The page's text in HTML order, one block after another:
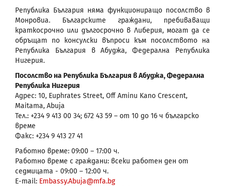
Република България няма функциониращо посолство в
Монровиа. Българските граждани, пребиваващи
краткосрочно или дългосрочно в Либерия, могат да се
обръщат по консулски въпроси към посолството на
Република България в Абуджа, Федерална Република
Нигерия.
Посолство на Република България в Абуджа, Федерална
Република Нигерия
Адрес: 10, Euphrates Street, Off Aminu Kano Crescent,
Maitama, Abuja
Тел.: +234 9 413 00 34; 672 43 59 – от 10 до 16 ч българско
време
Факс: +234 9 413 27 41
Работно време: 09:00 – 17:00 ч.
Работно време с граждани: всеки работен ден от
седмицата - 09:00 – 12:00 ч.
E-mail: Embassy.Abuja@mfa.bg